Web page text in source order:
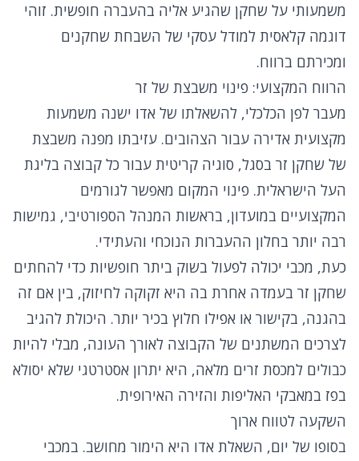
משמעותי על שחקן שהגיע אליה בהעברה חופשית. זוהי
דוגמה קלאסית למודל עסקי של השבחת שחקנים
ומכירתם ברווח.
הרווח המקצועי: פינוי משבצת של זר
מעבר לפן הכלכלי, להשאלתו של אדו ישנה משמעות
מקצועית אדירה עבור הצהובים. עזיבתו מפנה משבצת
של שחקן זר בסגל, סוגיה קריטית עבור כל קבוצה בליגת
העל הישראלית. פינוי המקום מאפשר לגורמים
המקצועיים במועדון, בראשות המנהל הספורטיבי, גמישות
רבה יותר בחלון ההעברות הנוכחי והעתידי.
כעת, מכבי יכולה לפעול בשוק ביתר חופשיות כדי להחתים
שחקן זר בעמדה אחרת בה היא זקוקה לחיזוק, בין אם זה
בהגנה, בקישור או אפילו חלוץ בכיר יותר. היכולת להגיב
לצרכים המשתנים של הקבוצה לאורך העונה, מבלי להיות
כבולים למכסת זרים מלאה, היא יתרון אסטרטגי שלא יסולא
בפז במאבקי האליפות והזירה האירופית.
השקעה לטווח ארוך
בסופו של יום, השאלת אדו היא הימור מחושב. במכבי